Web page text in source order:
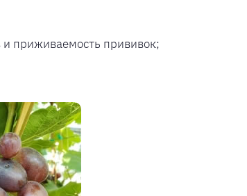
приживаемость прививок;